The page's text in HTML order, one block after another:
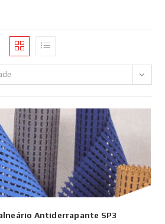
Antiderrapante SP3